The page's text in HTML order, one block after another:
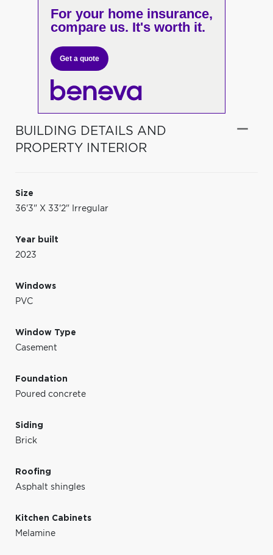
For your home insurance,
compare us. It's worth it.
Get a quote
BUILDING DETAILS AND
PROPERTY INTERIOR
Size
36'3" X 33'2" Irregular
Year built
2023
Windows
PVC
Window Type
Casement
Foundation
Poured concrete
Siding
Brick
Roofing
Asphalt shingles
Kitchen Cabinets
Melamine